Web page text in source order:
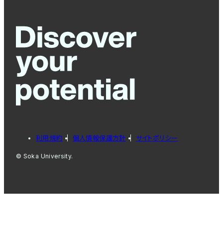
利用規約 個人情報保護方針 サイトポリシー
© Soka University.